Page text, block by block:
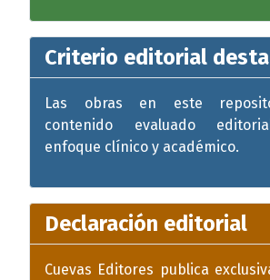
Criterio editorial
Las obras en este
contenido evaluado
enfoque clínico y académico.
Declaración editorial
Cuevas Editores publica